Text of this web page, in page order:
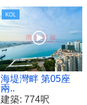
KOL
海堤灣畔 第05座
兩..
建築: 774呎